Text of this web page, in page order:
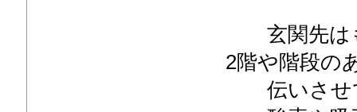
玄関先はも
2階や階段の
伝いさせ